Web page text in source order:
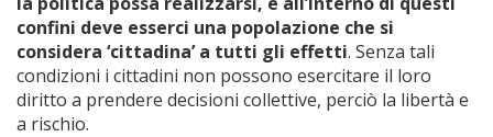
confini deve esserci una popolazione che si
considera ‘cittadina’ a tutti gli effetti. Senza tali
condizioni i cittadini non possono esercitare il loro
diritto a prendere decisioni collettive, perciò la libertà e
a rischio.